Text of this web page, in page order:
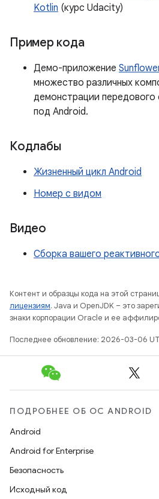
Kotlin (курс Udacity)
Пример кода
Демо-приложение
множество различных
демонстрации передового
под Android.
Кодлабы
Жизненный цикл Android
Номер с видом
Видео
Сборка вашего
Контент и образцы кода на этой
лицензиям. Java и OpenJDK – это
знаки корпорации Oracle и ее
Последнее обновление: 2026-03-06
ПОДРОБНЕЕ ОБ ОС ANDROID
Android
Android for Enterprise
Безопасность
Исходный код